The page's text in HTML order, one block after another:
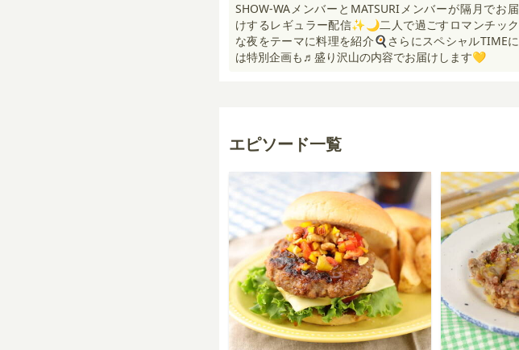
SHOW-WAメンバーとMATSURIメンバーが隔月でお届
けするレギュラー配信✨🌙二人で過ごすロマンチック
な夜をテーマに料理を紹介🍳さらにスペシャルTIMEに
は特別企画も♬盛り沢山の内容でお届けします💛
エピソード一覧